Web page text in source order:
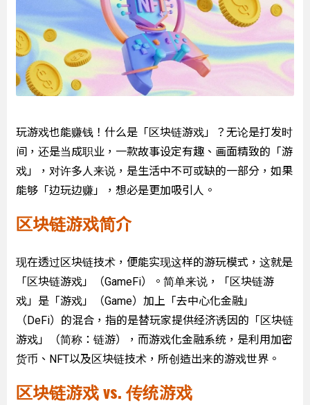
玩游戏也能赚钱！什么是「区块链游戏」？无论是打发时
间，还是当成职业，一款故事设定有趣、画面精致的「游
戏」，对许多人来说，是生活中不可或缺的一部分，如果
能够「边玩边赚」，想必是更加吸引人。
区块链游戏简介
现在透过区块链技术，便能实现这样的游玩模式，这就是
「区块链游戏」（GameFi）。简单来说，「区块链游
戏」是「游戏」（Game）加上「去中心化金融」
（DeFi）的混合，指的是替玩家提供经济诱因的「区块链
游戏」（简称：链游），而游戏化金融系统，是利用加密
货币、NFT以及区块链技术，所创造出来的游戏世界。
区块链游戏 vs. 传统游戏